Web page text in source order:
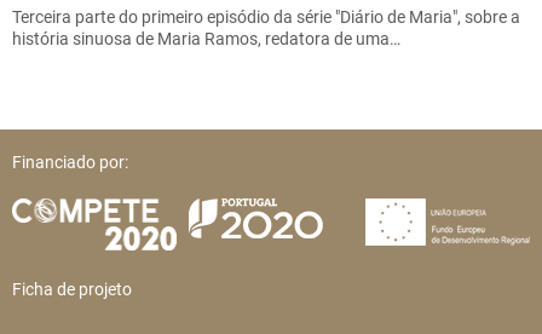
Terceira parte do primeiro episódio da série "Diário de Maria", sobre a
história sinuosa de Maria Ramos, redatora de uma…
Financiado por:
Ficha de projeto